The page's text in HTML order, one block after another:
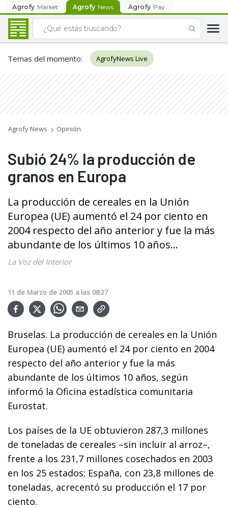
Agrofy Market Agrofy News Agrofy Pay
Temas del momento: AgrofyNews Live
Agrofy News Opinión
Subió 24% la producción de
granos en Europa
La producción de cereales en la Unión
Europea (UE) aumentó el 24 por ciento en
2004 respecto del año anterior y fue la más
abundante de los últimos 10 años...
La Voz del Interior
11 de Marzo de 2005 a las 08:27
Bruselas. La producción de cereales en la Unión
Europea (UE) aumentó el 24 por ciento en 2004
respecto del año anterior y fue la más
abundante de los últimos 10 años, según
informó la Oficina estadística comunitaria
Eurostat.
Los países de la UE obtuvieron 287,3 millones
de toneladas de cereales –sin incluir al arroz–,
frente a los 231,7 millones cosechados en 2003
en los 25 estados; España, con 23,8 millones de
toneladas, acrecentó su producción el 17 por
ciento.